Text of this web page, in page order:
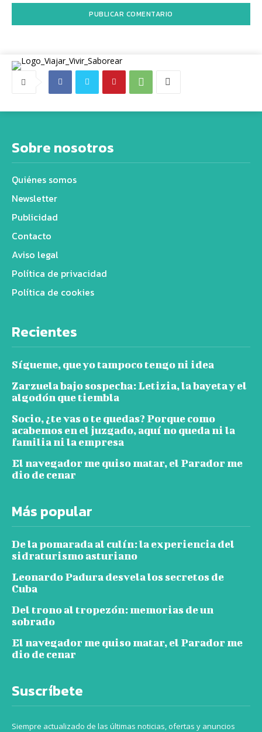
Sobre nosotros
Quiénes somos
Newsletter
Publicidad
Contacto
Aviso legal
Política de privacidad
Política de cookies
Recientes
Sígueme, que yo tampoco tengo ni idea
Zarzuela bajo sospecha: Letizia, la bayeta y el
algodón que tiembla
Socio, ¿te vas o te quedas? Porque como
acabemos en el juzgado, aquí no queda ni la
familia ni la empresa
El navegador me quiso matar, el Parador me
dio de cenar
Más popular
De la pomarada al culín: la experiencia del
sidraturismo asturiano
Leonardo Padura desvela los secretos de
Cuba
Del trono al tropezón: memorias de un
sobrado
El navegador me quiso matar, el Parador me
dio de cenar
Suscríbete
Siempre actualizado de las últimas noticias, ofertas y anuncios